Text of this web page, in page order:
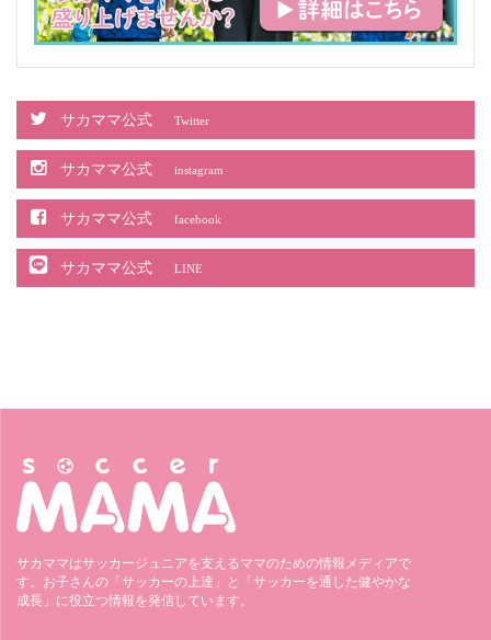
サカママ公式 Twitter
サカママ公式 instagram
サカママ公式 facebook
サカママ公式 LINE
サカママはサッカージュニアを支えるママのための情報メディアで
す。お子さんの「サッカーの上達」と「サッカーを通した健やかな
成長」に役立つ情報を発信しています。